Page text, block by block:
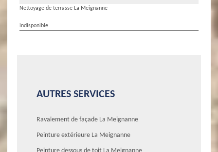
Nettoyage de terrasse La Meignanne
indisponible
AUTRES SERVICES
Ravalement de façade La Meignanne
Peinture extérieure La Meignanne